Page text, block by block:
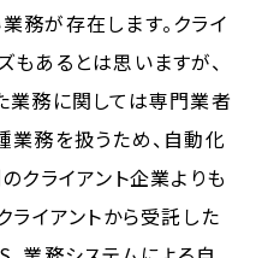
務が存在します。クライ
あるとは思いますが、
務に関しては専門業者
業務を扱うため、自動化
クライアント企業よりも
ライアントから受託した